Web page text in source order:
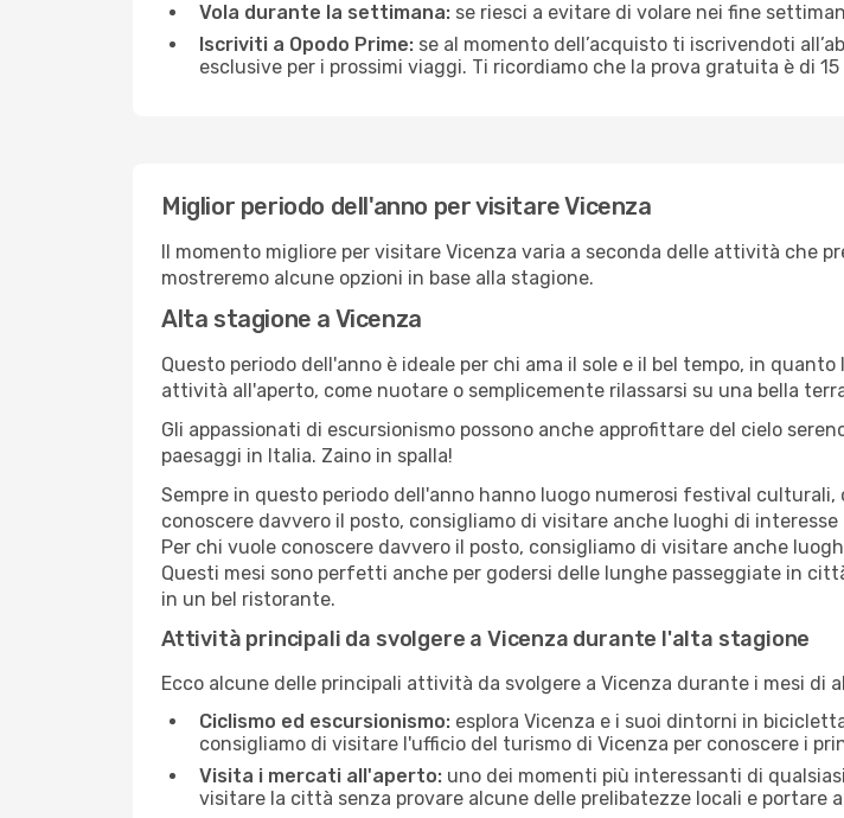
Vola durante la settimana: se riesci a evitare di volare nei fine
Iscriviti a Opodo Prime: se al momento dell’acquisto ti iscrivendoti
esclusive per i prossimi viaggi. Ti ricordiamo che la prova gratuita è di 15
Miglior periodo dell'anno per visitare Vicenza
Il momento migliore per visitare Vicenza varia a seconda delle attività che
mostreremo alcune opzioni in base alla stagione.
Alta stagione a Vicenza
Questo periodo dell'anno è ideale per chi ama il sole e il bel tempo, in
attività all'aperto, come nuotare o semplicemente rilassarsi su una bella
Gli appassionati di escursionismo possono anche approfittare del cielo
paesaggi in Italia. Zaino in spalla!
Sempre in questo periodo dell'anno hanno luogo numerosi festival
conoscere davvero il posto, consigliamo di visitare anche luoghi di
Per chi vuole conoscere davvero il posto, consigliamo di visitare anche
Questi mesi sono perfetti anche per godersi delle lunghe passeggiate in
in un bel ristorante.
Attività principali da svolgere a Vicenza durante l'alta stagione
Ecco alcune delle principali attività da svolgere a Vicenza durante i mesi di
Ciclismo ed escursionismo: esplora Vicenza e i suoi dintorni in
consigliamo di visitare l'ufficio del turismo di Vicenza per conoscere i
Visita i mercati all'aperto: uno dei momenti più interessanti di
visitare la città senza provare alcune delle prelibatezze locali e portare